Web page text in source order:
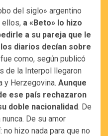
del siglo» argentino
ellos, a «Beto» lo hizo
a su pareja que le
diarios decían sobre
como, según publicó
de la Interpol llegaron
y Herzegovina. Aunque
ese país rechazaron
doble nacionalidad. De
De su amor
hizo nada para que no